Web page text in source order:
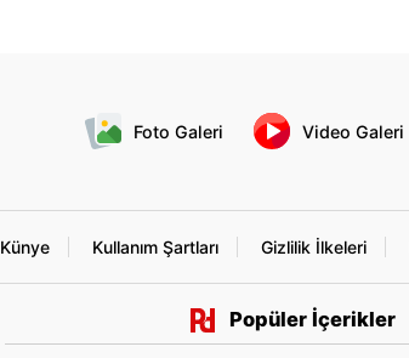
Foto Galeri Video Galeri
Künye Kullanım Şartları Gizlilik İlkeleri
Popüler İçerikler